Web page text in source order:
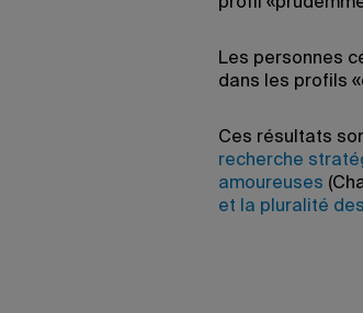
Les personnes
dans les profils
Ces résultats
recherche
amoureuses
et la pluralité